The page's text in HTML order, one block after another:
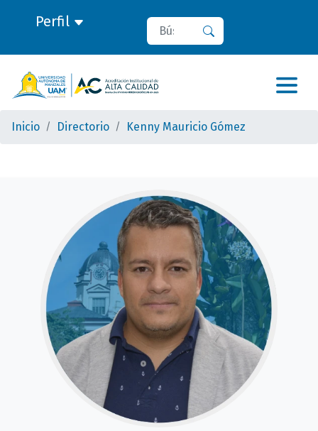
Perfil Buscar
Inicio Directorio Kenny Mauricio Gómez